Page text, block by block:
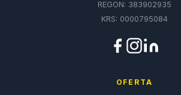
REGON: 383902935
KRS: 0000795084
OFERTA